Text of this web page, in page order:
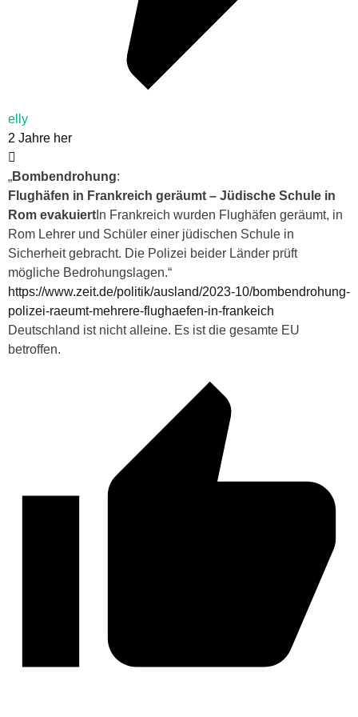
elly
2 Jahre her
„Bombendrohung:
Flughäfen in Frankreich geräumt – Jüdische Schule in
Rom evakuiert In Frankreich wurden Flughäfen geräumt, in
Rom Lehrer und Schüler einer jüdischen Schule in
Sicherheit gebracht. Die Polizei beider Länder prüft
mögliche Bedrohungslagen.“
https://www.zeit.de/politik/ausland/2023-10/bombendrohung-
polizei-raeumt-mehrere-flughaefen-in-frankeich
Deutschland ist nicht alleine. Es ist die gesamte EU
betroffen.